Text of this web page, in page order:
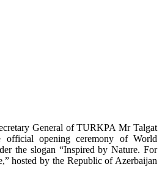
General of TURKPA Mr Talgat
official opening ceremony of World
the slogan “Inspired by Nature. For
hosted by the Republic of Azerbaijan